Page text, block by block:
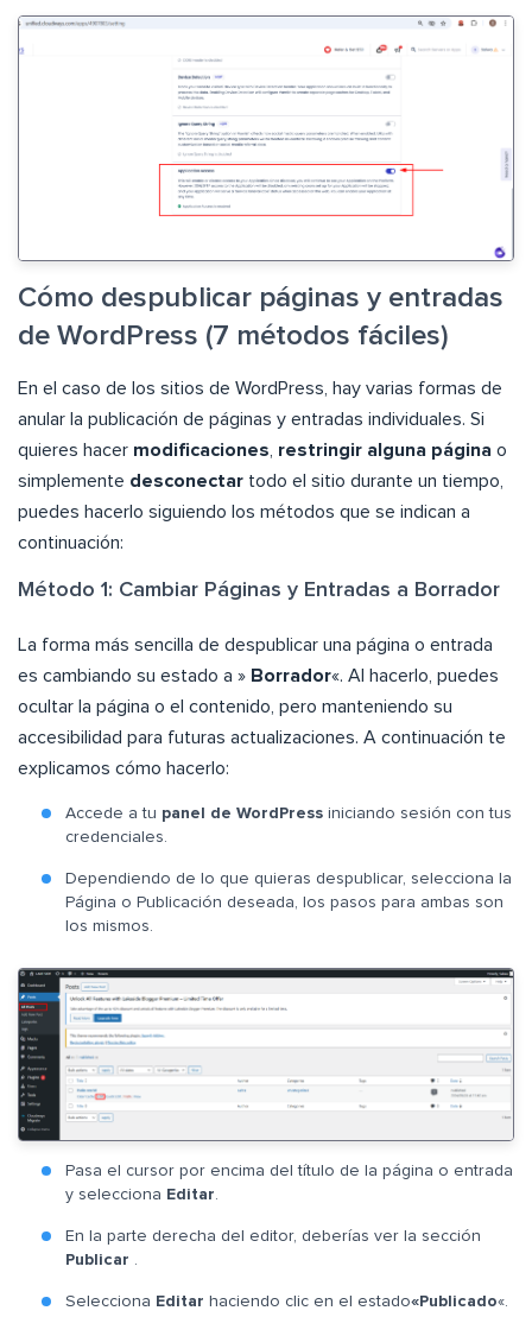
Cómo despublicar páginas y entradas
de WordPress (7 métodos fáciles)
En el caso de los sitios de WordPress, hay varias formas de
anular la publicación de páginas y entradas individuales. Si
quieres hacer modificaciones restringir alguna página o
simplemente desconectar todo el sitio durante un tiempo,
puedes hacerlo siguiendo los métodos que se indican a
continuación:
Método 1: Cambiar Páginas y Entradas a Borrador
La forma más sencilla de despublicar una página o entrada
es cambiando su estado a » Borrador«. Al hacerlo, puedes
ocultar la página o el contenido, pero manteniendo su
accesibilidad para futuras actualizaciones. A continuación te
explicamos cómo hacerlo:
Accede a tu panel de WordPress iniciando sesión con tus
credenciales.
Dependiendo de lo que quieras despublicar, selecciona la
Página o Publicación deseada, los pasos para ambas son
los mismos.
Pasa el cursor por encima del título de la página o entrada
y selecciona Editar
En la parte derecha del editor, deberías ver la sección
Publicar
Selecciona Editar haciendo clic en el estado«Publicado«.